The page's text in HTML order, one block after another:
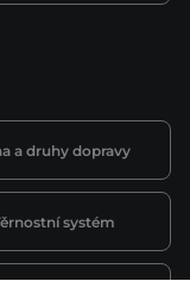
a druhy dopravy
systém